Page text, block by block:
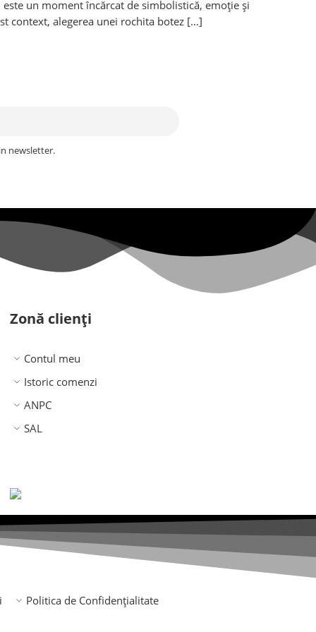
un moment încărcat de simbolistică, emoție și
context, alegerea unei rochita botez […]
newsletter.
Zonă clienți
Contul meu
Istoric comenzi
ANPC
SAL
Politica de Confidențialitate